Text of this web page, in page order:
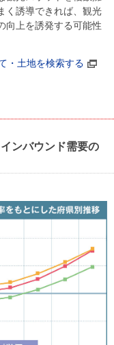
く誘導できれば、観光
向上を誘発する可能性
・土地を検索する
ンバウンド需要の